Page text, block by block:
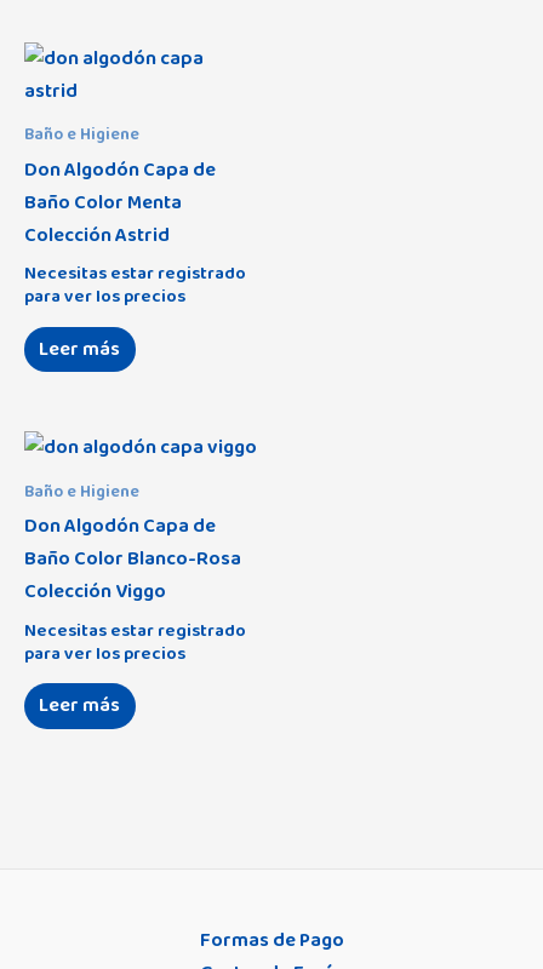
Baño e Higiene
Don Algodón Capa de
Baño Color Menta
Colección Astrid
Necesitas estar registrado
para ver los precios
Leer más
Baño e Higiene
Don Algodón Capa de
Baño Color Blanco-Rosa
Colección Viggo
Necesitas estar registrado
para ver los precios
Leer más
Formas de Pago